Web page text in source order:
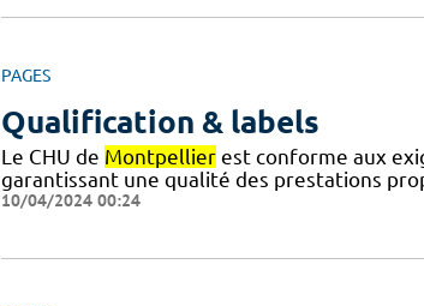
PAGES
Qualification & labels
Le CHU de Montpellierest conforme aux
garantissant une qualité des prestations
10/04/2024 00:24